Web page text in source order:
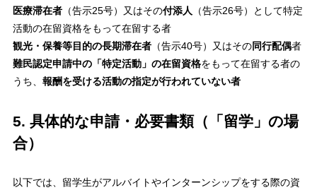
医療滞在者（告示25号）又はその付添人 （告示26号）として特定
活動の在留資格をもって在留する者
観光・保養等目的の長期滞在者（告示40号）又はその同行配偶者
難民認定申請中の「特定活動」の在留資格をもって在留する者の
うち、 報酬を受ける活動の指定が行われていない者
5. 具体的な申請・必要書類（「留学」の場
合）
以下では、留学生がアルバイトやインターンシップをする際の資